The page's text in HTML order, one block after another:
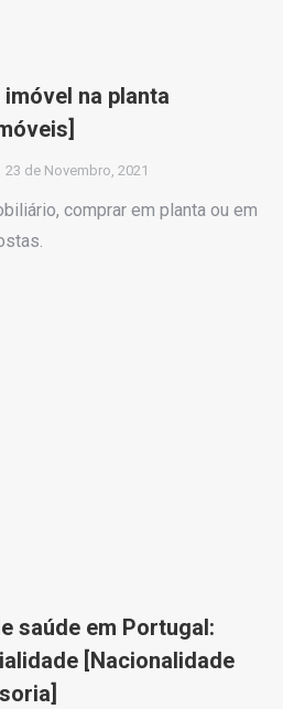
na planta
23 de Novembro, 2021
comprar em planta ou em
saúde em Portugal:
[Nacionalidade